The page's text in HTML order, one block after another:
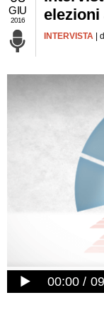
GIU
2016
INTERVISTA |
00:00